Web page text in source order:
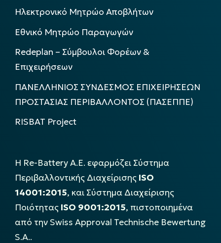
Ηλεκτρονικό Μητρώο Αποβλήτων
Εθνικό Μητρώο Παραγωγών
Redeplan – Σύμβουλοι Φορέων &
Επιχειρήσεων
ΠΑΝΕΛΛΗΝΙΟΣ ΣΥΝΔΕΣΜΟΣ ΕΠΙΧΕΙΡΗΣΕΩΝ
ΠΡΟΣΤΑΣΙΑΣ ΠΕΡΙΒΑΛΛΟΝΤΟΣ (ΠΑΣΕΠΠΕ)
RISBAT Project
Η Re-Battery Α.Ε. εφαρμόζει Σύστημα
Περιβαλλοντικής Διαχείρισης ISO
14001:2015, και Σύστημα Διαχείρισης
Ποιότητας ISO 9001:2015, πιστοποιημένα
από την Swiss Approval Technische Bewertung
S.A..